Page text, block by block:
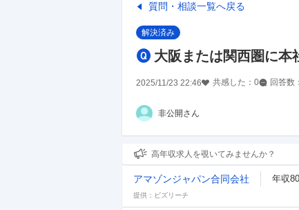
質問・相談一覧へ戻る
解決済み
大阪または関西圏に本
2025/11/23 22:46 共感した： 0 回答数：
非公開さん
高年収求人を覗いてみませんか？
アマゾンジャパン合同会社 年収
提供：ビズリーチ